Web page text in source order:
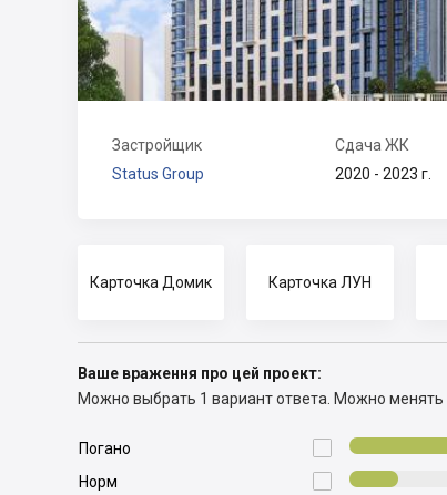
Застройщик
Status Group
Сдача ЖК
2020 - 2023 г.
Карточка Домик Карточка ЛУН
Ваше враження про цей проект:
Можно выбрать 1 вариант ответа. Можно менять

Погано

Норм